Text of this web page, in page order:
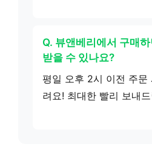
Q. 뷰앤베리에서 구매
받을 수 있나요?
평일 오후 2시 이전 주문
려요! 최대한 빨리 보내